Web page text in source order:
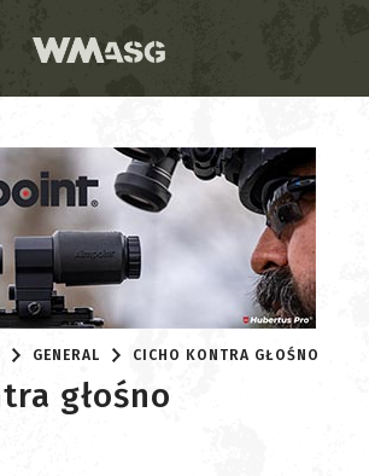
GENERAL CICHO KONTRA GŁOŚNO
głośno